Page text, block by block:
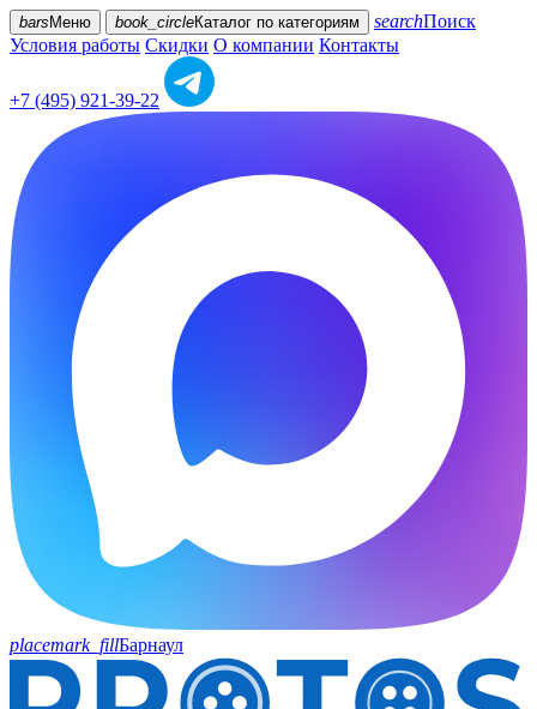
bars Меню book_circleКаталог по категориям searchПоиск
Условия работы Скидки О компании Контакты
+7 (495) 921-39-22
placemark_fillБарнаул